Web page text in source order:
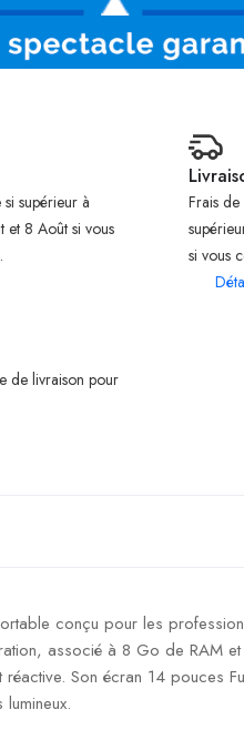
supérieur à
et 8 Août si vous
Frais
si vous
de livraison pour
conçu pour les
associé à 8 Go de RAM
Son écran 14 pouces